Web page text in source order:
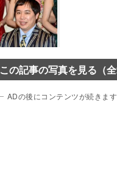
この記事の写真を見る（全
ADの後にコンテンツが続きます